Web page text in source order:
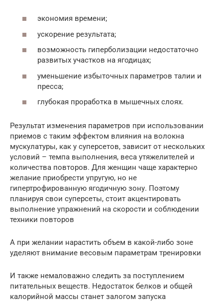
экономия времени;
ускорение результата;
возможность гиперболизации недостаточно
развитых участков на ягодицах;
уменьшение избыточных параметров талии и
пресса;
глубокая проработка в мышечных слоях.
Результат изменения параметров при использовании
приемов с таким эффектом влияния на волокна
мускулатуры, как у суперсетов, зависит от нескольких
условий – темпа выполнения, веса утяжелителей и
количества повторов. Для женщин чаще характерно
желание приобрести упругую, но не
гипертрофированную ягодичную зону. Поэтому
планируя свои суперсеты, стоит акцентировать
выполнение упражнений на скорости и соблюдении
техники повторов
А при желании нарастить объем в какой-либо зоне
уделяют внимание весовым параметрам тренировки
И также немаловажно следить за поступлением
питательных веществ. Недостаток белков и общей
калорийной массы станет залогом запуска